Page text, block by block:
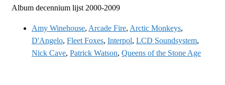
Album decennium lijst 2000-2009
Amy Winehouse, Arcade Fire, Arctic Monkeys,
D'Angelo, Fleet Foxes, Interpol, LCD Soundsystem,
Nick Cave, Patrick Watson, Queens of the Stone Age